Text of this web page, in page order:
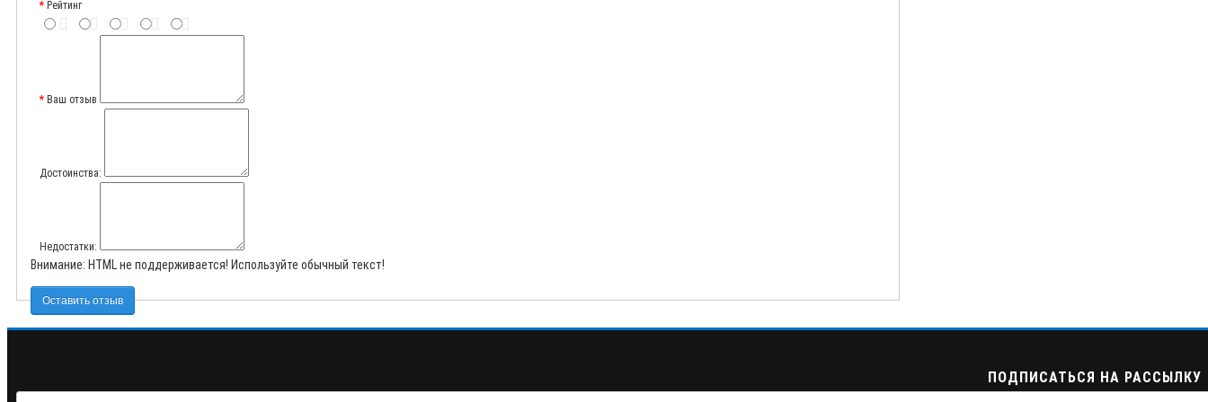
Рейтинг
Ваш отзыв
Достоинства:
Недостатки:
Внимание: HTML не поддерживается! Используйте обычный текст!
Оставить отзыв
ПОДПИСАТЬСЯ НА РАССЫЛКУ